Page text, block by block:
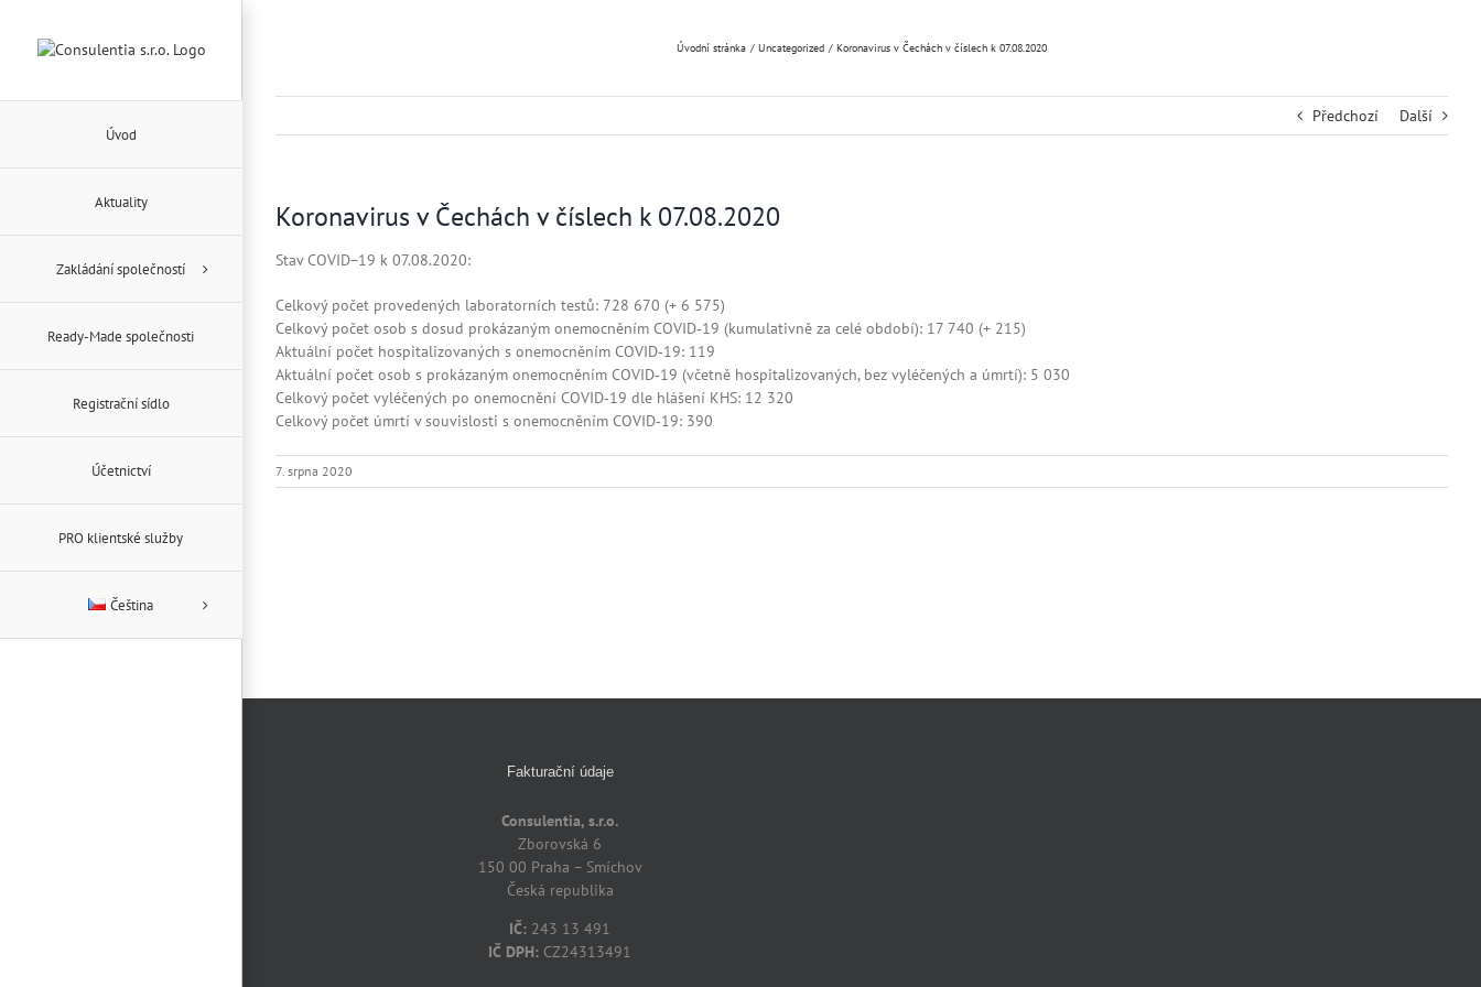
obsah
Úvod
Aktuality
Zakládání společností
Ready-Made společnosti
Registrační sídlo
Účetnictví
PRO klientské služby
Čeština
Úvodní stránka Uncategorized Koronavirus v Čechách v číslech k 07.08.2020
Předchozí Další
Koronavirus v Čechách v číslech k 07.08.2020
Stav COVID−19 k 07.08.2020:
Celkový počet provedených laboratorních testů: 728 670 (+ 6 575)
Celkový počet osob s dosud prokázaným onemocněním COVID‑19 (kumulativně za celé období): 17 740 (+ 215)
Aktuální počet hospitalizovaných s onemocněním COVID‑19: 119
Aktuální počet osob s prokázaným onemocněním COVID‑19 (včetně hospitalizovaných, bez vyléčených a úmrtí): 5 030
Celkový počet vyléčených po onemocnění COVID‑19 dle hlášení KHS: 12 320
Celkový počet úmrtí v souvislosti s onemocněním COVID‑19: 390
7. srpna 2020
Fakturační údaje
Consulentia, s.r.o.
Zborovská 6
150 00 Praha – Smíchov
Česká republika
IČ: 243 13 491
IČ DPH: CZ24313491